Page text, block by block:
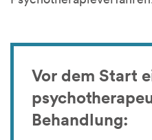
Vor dem Start
Behandlung: